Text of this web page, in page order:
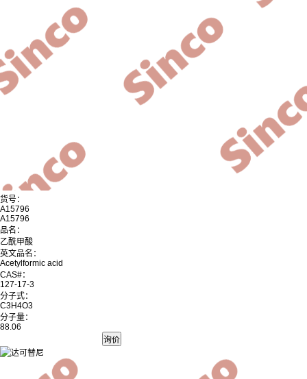
货号：
A15796
A15796
品名：
乙酰甲酸
英文品名：
Acetylformic acid
CAS#：
127-17-3
分子式：
C3H4O3
分子量：
88.06